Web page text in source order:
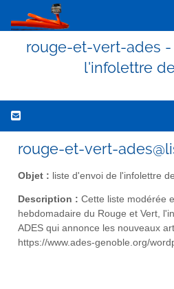
rouge-et-vert-ades
l'infolettre
rouge-et-vert-
Objet : liste d'envoi de l'infolettre
Description : Cette liste modérée
hebdomadaire du Rouge et Vert,
ADES qui annonce les nouveaux
https://www.ades-genoble.org/